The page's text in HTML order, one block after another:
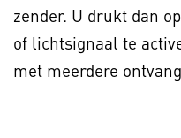
zender. U drukt dan
of lichtsignaal te
met meerdere